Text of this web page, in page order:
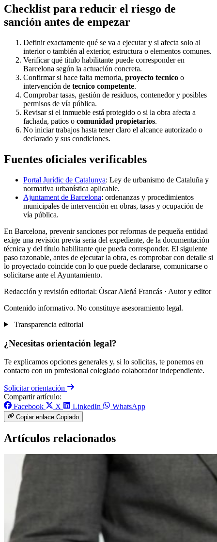
Checklist para reducir el riesgo de
sanción antes de empezar
Definir exactamente qué se va a ejecutar y si afecta solo al
interior o también al exterior, estructura o elementos comunes.
Verificar qué título habilitante puede corresponder en
Barcelona según la actuación concreta.
Confirmar si hace falta memoria, proyecto tecnico o
intervención de tecnico competente.
Comprobar tasas, gestión de residuos, contenedor y posibles
permisos de vía pública.
Revisar si el inmueble está protegido o si la obra afecta a
fachada, patios o comunidad propietarios.
No iniciar trabajos hasta tener claro el alcance autorizado o
declarado y sus condiciones.
Fuentes oficiales verificables
Portal Jurídic de Catalunya: Ley de urbanismo de Cataluña y
normativa urbanística aplicable.
Ajuntament de Barcelona: ordenanzas y procedimientos
municipales de intervención en obras, tasas y ocupación de
vía pública.
En Barcelona, prevenir sanciones por reformas de pequeña entidad
exige una revisión previa seria del expediente, de la documentación
técnica y del título habilitante que pueda corresponder. El siguiente
paso razonable, antes de ejecutar la obra, es comprobar con detalle si
lo proyectado coincide con lo que puede declararse, comunicarse o
solicitarse ante el Ayuntamiento.
Redacción y revisión editorial: Òscar Aleñá Francás · Autor y editor
Contenido informativo. No constituye asesoramiento legal.
Transparencia editorial
¿Necesitas orientación legal?
Te explicamos opciones generales y, si lo solicitas, te ponemos en
contacto con un profesional colegiado colaborador independiente.
Solicitar orientación
Compartir artículo:
Facebook
X LinkedIn WhatsApp
Copiar enlace Copiado
Artículos relacionados